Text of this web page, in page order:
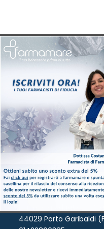
Resi e diritto di recesso
Farmacia Adriatica -
44029 Porto Garibaldi